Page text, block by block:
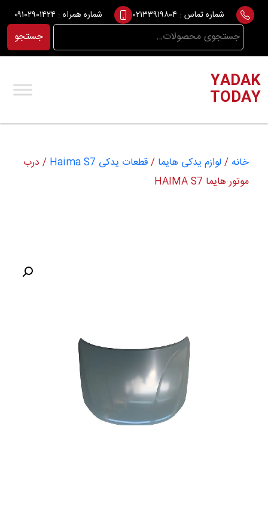
Skip
content
شماره تماس : ۰۲۱۳۳۹۱۹۸۰۴ شماره همراه : ۰۹۱۰۲۹۰۱۴۲۴
جستجو
برای:
جستجو
YADAK
TODAY
خانه / لوازم یدکی هایما /قطعات یدکی Haima S7
/ درب
موتور هایما HAIMA S7